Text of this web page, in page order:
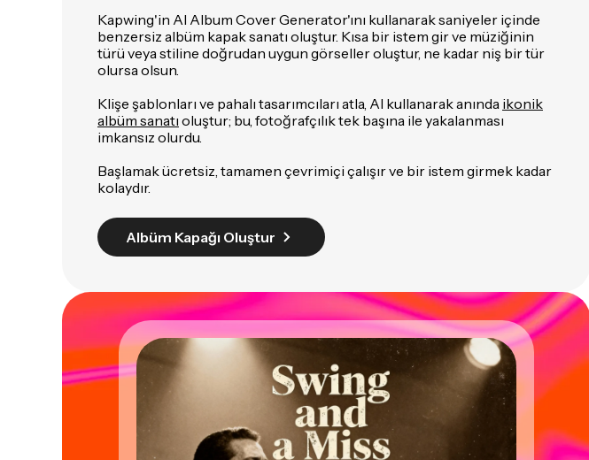
Kapwing'in AI Album Cover Generator'ını kullanarak saniyeler içinde
benzersiz albüm kapak sanatı oluştur. Kısa bir istem gir ve müziğinin
türü veya stiline doğrudan uygun görseller oluştur, ne kadar niş bir tür
olursa olsun.
Klişe şablonları ve pahalı tasarımcıları atla, AI kullanarak anında ikonik
albüm sanatı oluştur; bu, fotoğrafçılık tek başına ile yakalanması
imkansız olurdu.
Başlamak ücretsiz, tamamen çevrimiçi çalışır ve bir istem girmek kadar
kolaydır.
Albüm Kapağı Oluştur